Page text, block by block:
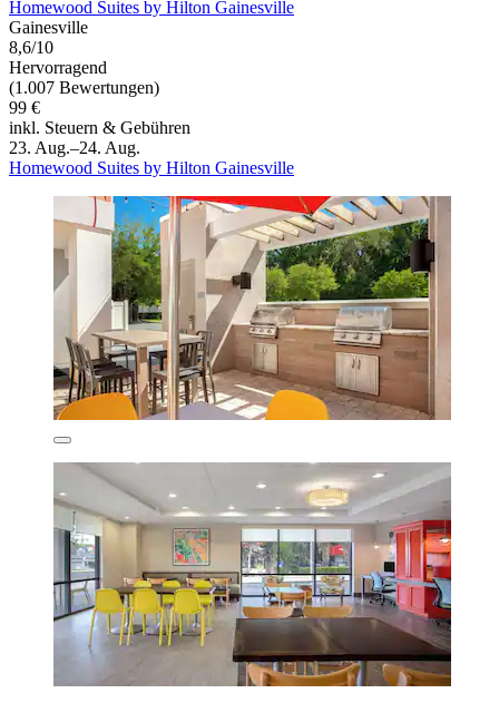
Homewood Suites by Hilton Gainesville
Gainesville
8,6/10
Hervorragend
(1.007 Bewertungen)
99 €
inkl. Steuern & Gebühren
23. Aug.–24. Aug.
Homewood Suites by Hilton Gainesville